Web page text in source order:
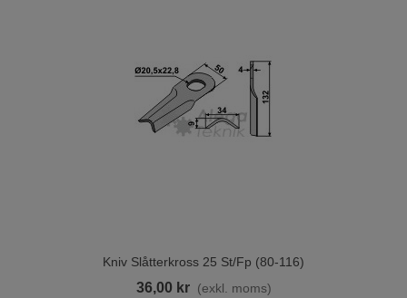
Kniv Slåtterkross 25 St/fp (80-116)
36,00 kr (exkl. moms)